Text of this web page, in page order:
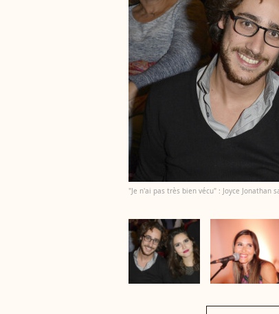
"Je n'ai pas très bien vécu" : Joyce